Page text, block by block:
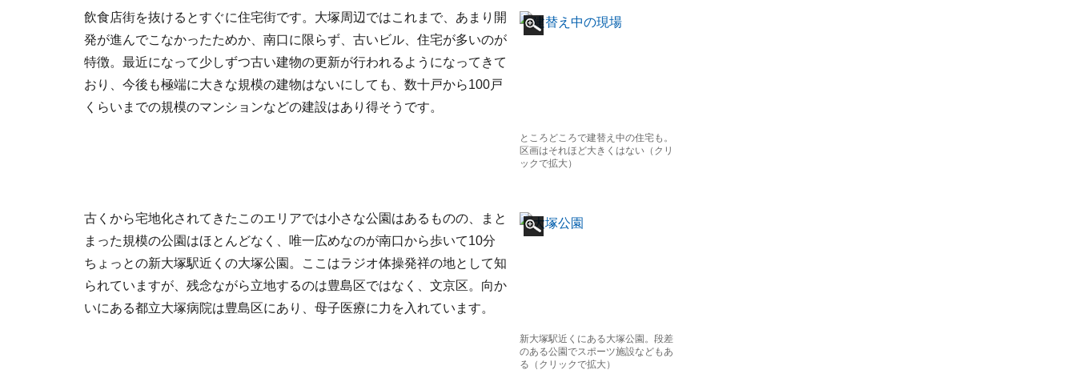
ところどころで建替え中の住宅も。
区画はそれほど大きくはない（クリ
ックで拡大）
飲食店街を抜けるとすぐに住宅街です。大塚周辺ではこれまで、あまり開
発が進んでこなかったためか、南口に限らず、古いビル、住宅が多いのが
特徴。最近になって少しずつ古い建物の更新が行われるようになってきて
おり、今後も極端に大きな規模の建物はないにしても、数十戸から100戸
くらいまでの規模のマンションなどの建設はあり得そうです。
新大塚駅近くにある大塚公園。段差
のある公園でスポーツ施設などもあ
る（クリックで拡大）
古くから宅地化されてきたこのエリアでは小さな公園はあるものの、まと
まった規模の公園はほとんどなく、唯一広めなのが南口から歩いて10分
ちょっとの新大塚駅近くの大塚公園。ここはラジオ体操発祥の地として知
られていますが、残念ながら立地するのは豊島区ではなく、文京区。向か
いにある都立大塚病院は豊島区にあり、母子医療に力を入れています。